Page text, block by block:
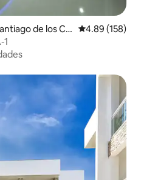
de los Ca
Calificación
4.89 (158)
1